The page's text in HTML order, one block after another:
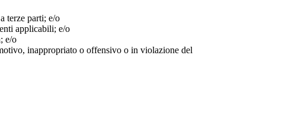
terze parti; e/o
applicabili; e/o
e/o
inappropriato o offensivo o in violazione del